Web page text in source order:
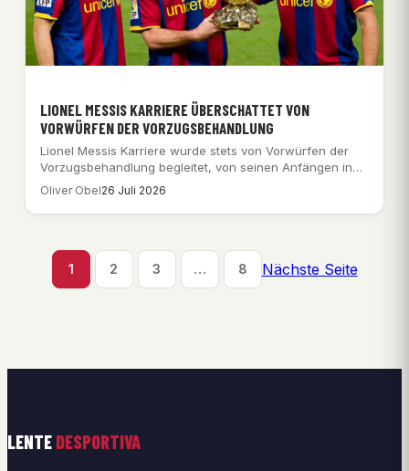
LIONEL MESSIS KARRIERE ÜBERSCHATTET VON
VORWÜRFEN DER VORZUGSBEHANDLUNG
Lionel Messis Karriere wurde stets von Vorwürfen der
Vorzugsbehandlung begleitet, von seinen Anfängen in
Barcelona…
Oliver Obel26 Juli 2026
1 2 3 … 8 Nächste Seite
LENTE DESPORTIVA